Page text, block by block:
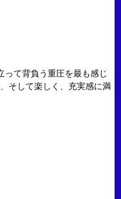
って背負う重圧を最も感じ
そして楽しく、充実感に満